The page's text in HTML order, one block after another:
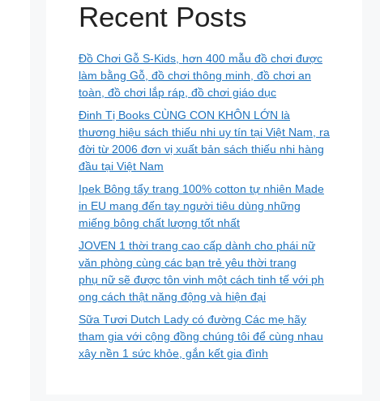
Recent Posts
Đồ Chơi Gỗ S-Kids, hơn 400 mẫu đồ chơi được
làm bằng Gỗ, đồ chơi thông minh, đồ chơi an
toàn, đồ chơi lắp ráp, đồ chơi giáo dục
Đinh Tị Books CÙNG CON KHÔN LỚN là
thương hiệu sách thiếu nhi uy tín tại Việt Nam, ra
đời từ 2006 đơn vị xuất bản sách thiếu nhi hàng
đầu tại Việt Nam
Ipek Bông tẩy trang 100% cotton tự nhiên Made
in EU mang đến tay người tiêu dùng những
miếng bông chất lượng tốt nhất
JOVEN 1 thời trang cao cấp dành cho phái nữ
văn phòng cùng các bạn trẻ yêu thời trang
phụ nữ sẽ được tôn vinh một cách tinh tế với ph
ong cách thật năng động và hiện đại
Sữa Tươi Dutch Lady có đường Các mẹ hãy
tham gia với cộng đồng chúng tôi để cùng nhau
xây nền 1 sức khỏe, gắn kết gia đình